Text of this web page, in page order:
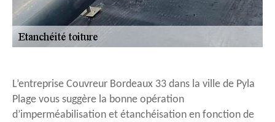
L’entreprise Couvreur Bordeaux 33 dans la ville de Pyla
Plage vous suggère la bonne opération
d’imperméabilisation et étanchéisation en fonction de